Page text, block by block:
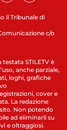
il Tribunale di
c/o
STILETV è
anche parziale,
loghi, grafiche
cover e
La redazione
Non potendo
ad eliminarli su
e oltraggiosi.